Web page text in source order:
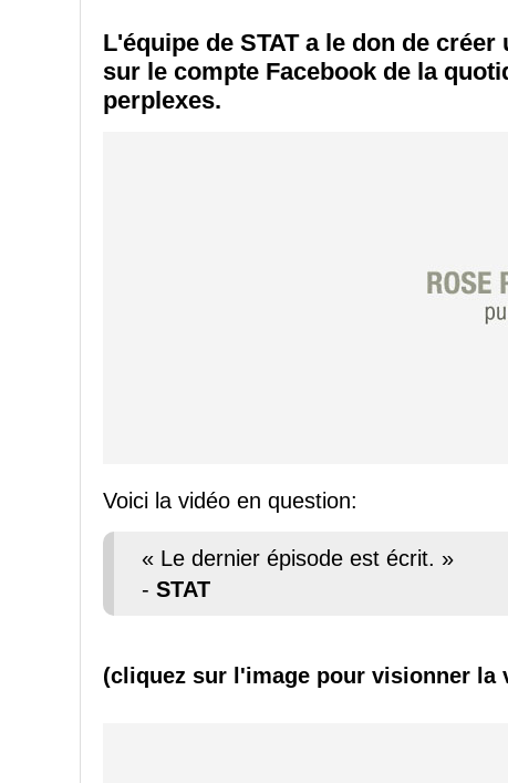
L'équipe de STATa le don de créer
sur le compte Facebook de la
perplexes.
Voici la vidéo en question:
« Le dernier épisode est écrit. »
- STAT
(cliquez sur l'image pour visionner la